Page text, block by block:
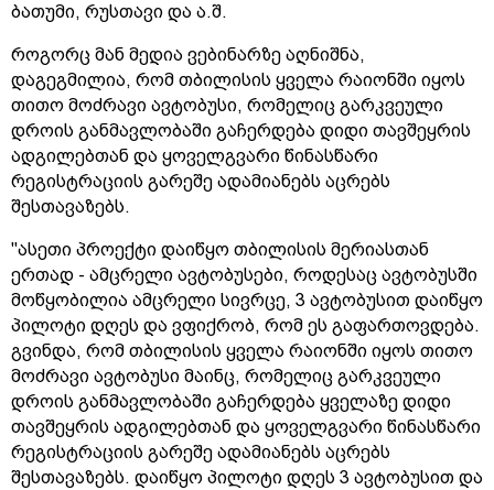
ბათუმი, რუსთავი და ა.შ.
როგორც მან მედია ვებინარზე აღნიშნა,
დაგეგმილია, რომ თბილისის ყველა რაიონში იყოს
თითო მოძრავი ავტობუსი, რომელიც გარკვეული
დროის განმავლობაში გაჩერდება დიდი თავშეყრის
ადგილებთან და ყოველგვარი წინასწარი
რეგისტრაციის გარეშე ადამიანებს აცრებს
შესთავაზებს.
"ასეთი პროექტი დაიწყო თბილისის მერიასთან
ერთად - ამცრელი ავტობუსები, როდესაც ავტობუსში
მოწყობილია ამცრელი სივრცე, 3 ავტობუსით დაიწყო
პილოტი დღეს და ვფიქრობ, რომ ეს გაფართოვდება.
გვინდა, რომ თბილისის ყველა რაიონში იყოს თითო
მოძრავი ავტობუსი მაინც, რომელიც გარკვეული
დროის განმავლობაში გაჩერდება ყველაზე დიდი
თავშეყრის ადგილებთან და ყოველგვარი წინასწარი
რეგისტრაციის გარეშე ადამიანებს აცრებს
შესთავაზებს. დაიწყო პილოტი დღეს 3 ავტობუსით და